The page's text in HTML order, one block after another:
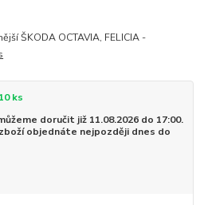
ŠKODA OCTAVIA, FELICIA -
ks
doručit již 11.08.2026 do 17:00.
objednáte nejpozději dnes do